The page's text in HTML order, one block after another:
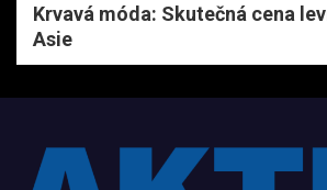
Krvavá móda: Skutečná cena
Asie